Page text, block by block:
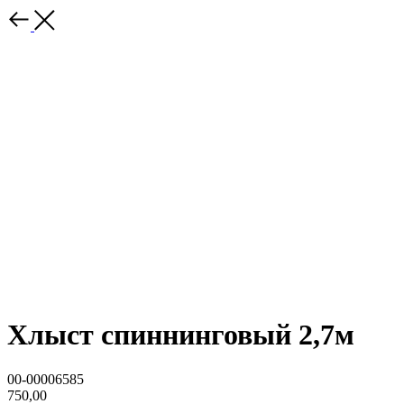
Хлыст спиннинговый 2,7м
00-00006585
750,00